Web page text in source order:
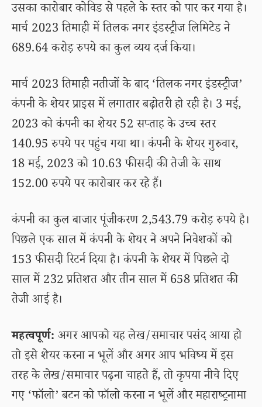
उसका कारोबार कोविड से पहले के स्तर को पार कर गया है।
मार्च 2023 तिमाही में तिलक नगर इंडस्ट्रीज लिमिटेड ने
689.64 करोड़ रुपये का कुल व्यय दर्ज किया।
मार्च 2023 तिमाही नतीजों के बाद ‘तिलक नगर इंडस्ट्रीज’
कंपनी के शेयर प्राइस में लगातार बढ़ोतरी हो रही है। 3 मई,
2023 को कंपनी का शेयर 52 सप्ताह के उच्च स्तर
140.95 रुपये पर पहुंच गया था। कंपनी के शेयर गुरुवार,
18 मई, 2023 को 10.63 फीसदी की तेजी के साथ
152.00 रुपये पर कारोबार कर रहे हैं।
कंपनी का कुल बाजार पूंजीकरण 2,543.79 करोड़ रुपये है।
पिछले एक साल में कंपनी के शेयर ने अपने निवेशकों को
153 फीसदी रिटर्न दिया है। कंपनी के शेयर में पिछले दो
साल में 232 प्रतिशत और तीन साल में 658 प्रतिशत की
तेजी आई है।
महत्वपूर्ण: अगर आपको यह लेख/समाचार पसंद आया हो
तो इसे शेयर करना न भूलें और अगर आप भविष्य में इस
तरह के लेख/समाचार पढ़ना चाहते हैं, तो कृपया नीचे दिए
गए ‘फॉलो’ बटन को फॉलो करना न भूलें और महाराष्ट्रनामा